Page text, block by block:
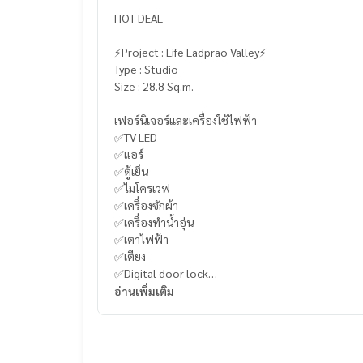
HOT DEAL
⚡️Project : Life Ladprao Valley⚡️
Type : Studio
Size : 28.8 Sq.m.
เฟอร์นิเจอร์และเครื่องใช้ไฟฟ้า
✅TV LED
✅แอร์
✅ตู้เย็น
✅ไมโครเวฟ
✅เครื่องซักผ้า
✅เครื่องทำน้ำอุ่น
✅เตาไฟฟ้า
✅เตียง
✅Digital door lock
อ่านเพิ่มเติม